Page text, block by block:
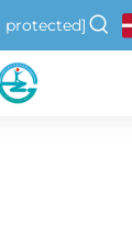
protected]